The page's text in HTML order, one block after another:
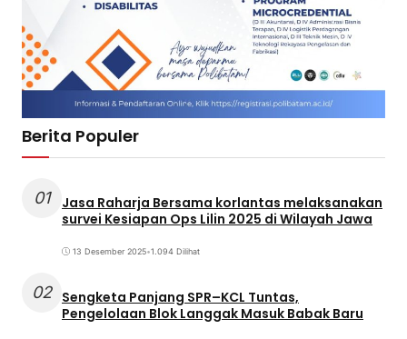
Berita Populer
01
Jasa Raharja Bersama korlantas melaksanakan
survei Kesiapan Ops Lilin 2025 di Wilayah Jawa
13 Desember 2025•1.094 Dilihat
02 Sengketa Panjang SPR–KCL Tuntas,
Pengelolaan Blok Langgak Masuk Babak Baru